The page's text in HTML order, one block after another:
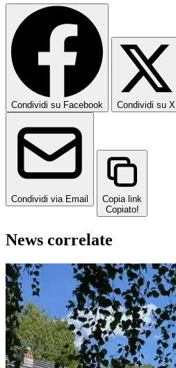
Condividi su Facebook Condividi su X
Condividi via Email
Copia link
Copiato!
News correlate